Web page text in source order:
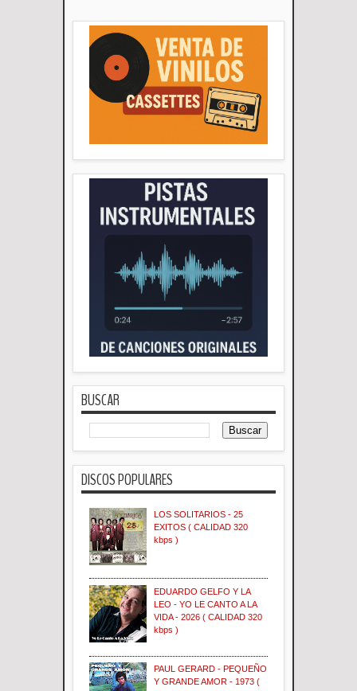
BUSCAR
DISCOS POPULARES
LOS SOLITARIOS - 25
EXITOS ( CALIDAD 320
kbps )
EDUARDO GELFO Y LA
LEO - YO LE CANTO A LA
VIDA - 2026 ( CALIDAD 320
kbps )
PAUL GERARD - PEQUEÑO
Y GRANDE AMOR - 1973 (